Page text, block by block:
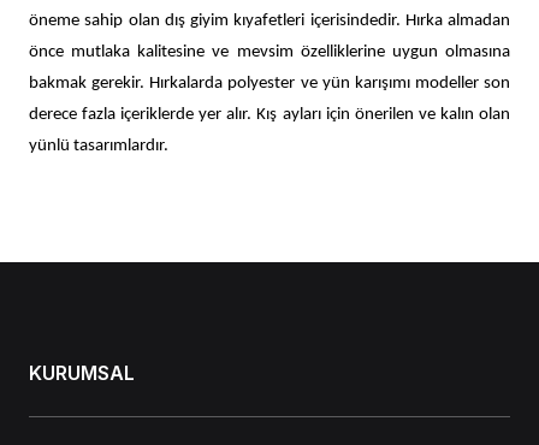
öneme sahip olan dış giyim kıyafetleri içerisindedir. Hırka almadan
önce mutlaka kalitesine ve mevsim özelliklerine uygun olmasına
bakmak gerekir. Hırkalarda polyester ve yün karışımı modeller son
derece fazla içeriklerde yer alır. Kış ayları için önerilen ve kalın olan
yünlü tasarımlardır.
ayrılır. Bunlar; kadın hırka tasarımları, erkekler için önerilen
KURUMSAL